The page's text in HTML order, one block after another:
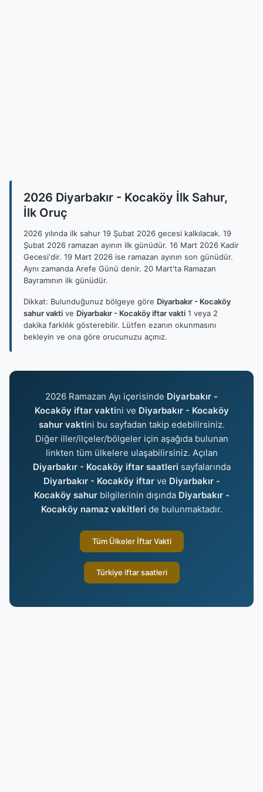
2026 Diyarbakır - Kocaköy İlk Sahur,
İlk Oruç
2026 yılında ilk sahur 19 Şubat 2026 gecesi kalkılacak. 19
Şubat 2026 ramazan ayının ilk günüdür. 16 Mart 2026 Kadir
Gecesi'dir. 19 Mart 2026 ise ramazan ayının son günüdür.
Aynı zamanda Arefe Günü denir. 20 Mart'ta Ramazan
Bayramının ilk günüdür.
Dikkat: Bulunduğunuz bölgeye göre Diyarbakır - Kocaköy
sahur vakti ve Diyarbakır - Kocaköy iftar vakti 1 veya 2
dakika farklılık gösterebilir. Lütfen ezanın okunmasını
bekleyin ve ona göre orucunuzu açınız.
2026 Ramazan Ayı içerisinde Diyarbakır -
Kocaköy iftar vaktini ve Diyarbakır - Kocaköy
sahur vaktini bu sayfadan takip edebilirsiniz.
Diğer iller/ilçeler/bölgeler için aşağıda bulunan
linkten tüm ülkelere ulaşabilirsiniz. Açılan
Diyarbakır - Kocaköy iftar saatleri sayfalarında
Diyarbakır - Kocaköy iftarve Diyarbakır -
Kocaköy sahurbilgilerinin dışında Diyarbakır -
Kocaköy namaz vakitleri de bulunmaktadır.
Tüm Ülkeler İftar Vakti
Türkiye iftar saatleri